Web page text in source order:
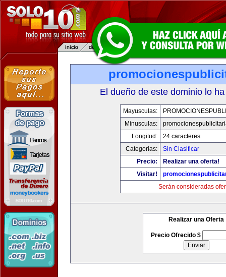
El dueño de este dominio lo
Mayusculas:
Minusculas:
Longitud:
24 caracteres
Categorias:
Sin Clasificar
Precio:
Realizar una oferta!
Visitar!
Serán consideradas
Realizar una Oferta
Precio Ofrecido $